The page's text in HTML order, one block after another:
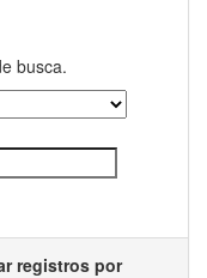
busca.
registros por